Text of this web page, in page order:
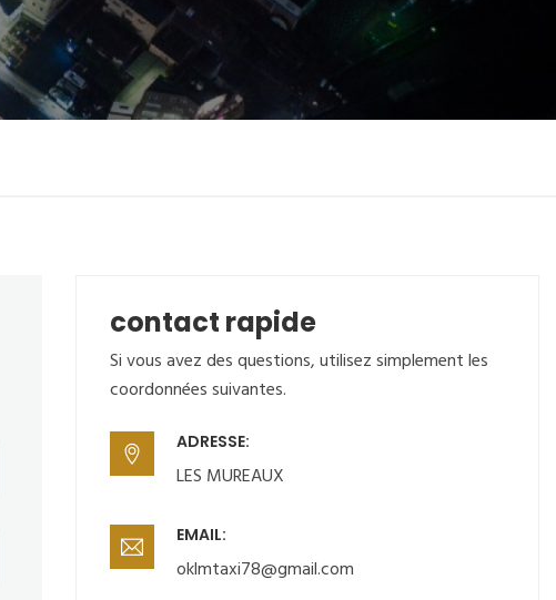
contact rapide
Si vous avez des questions, utilisez simplement les
coordonnées suivantes.
ADRESSE:
LES MUREAUX
EMAIL:
oklmtaxi78@gmail.com